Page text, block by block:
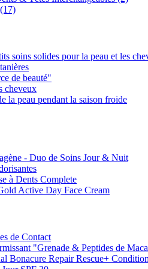
soins solides pour la peau et les
de beauté"
cheveux
la peau pendant la saison froide
- Duo de Soins Jour & Nuit
à Dents Complete
Active Day Face Cream
de Contact
"Grenade & Peptides de
Bonacure Repair Rescue+